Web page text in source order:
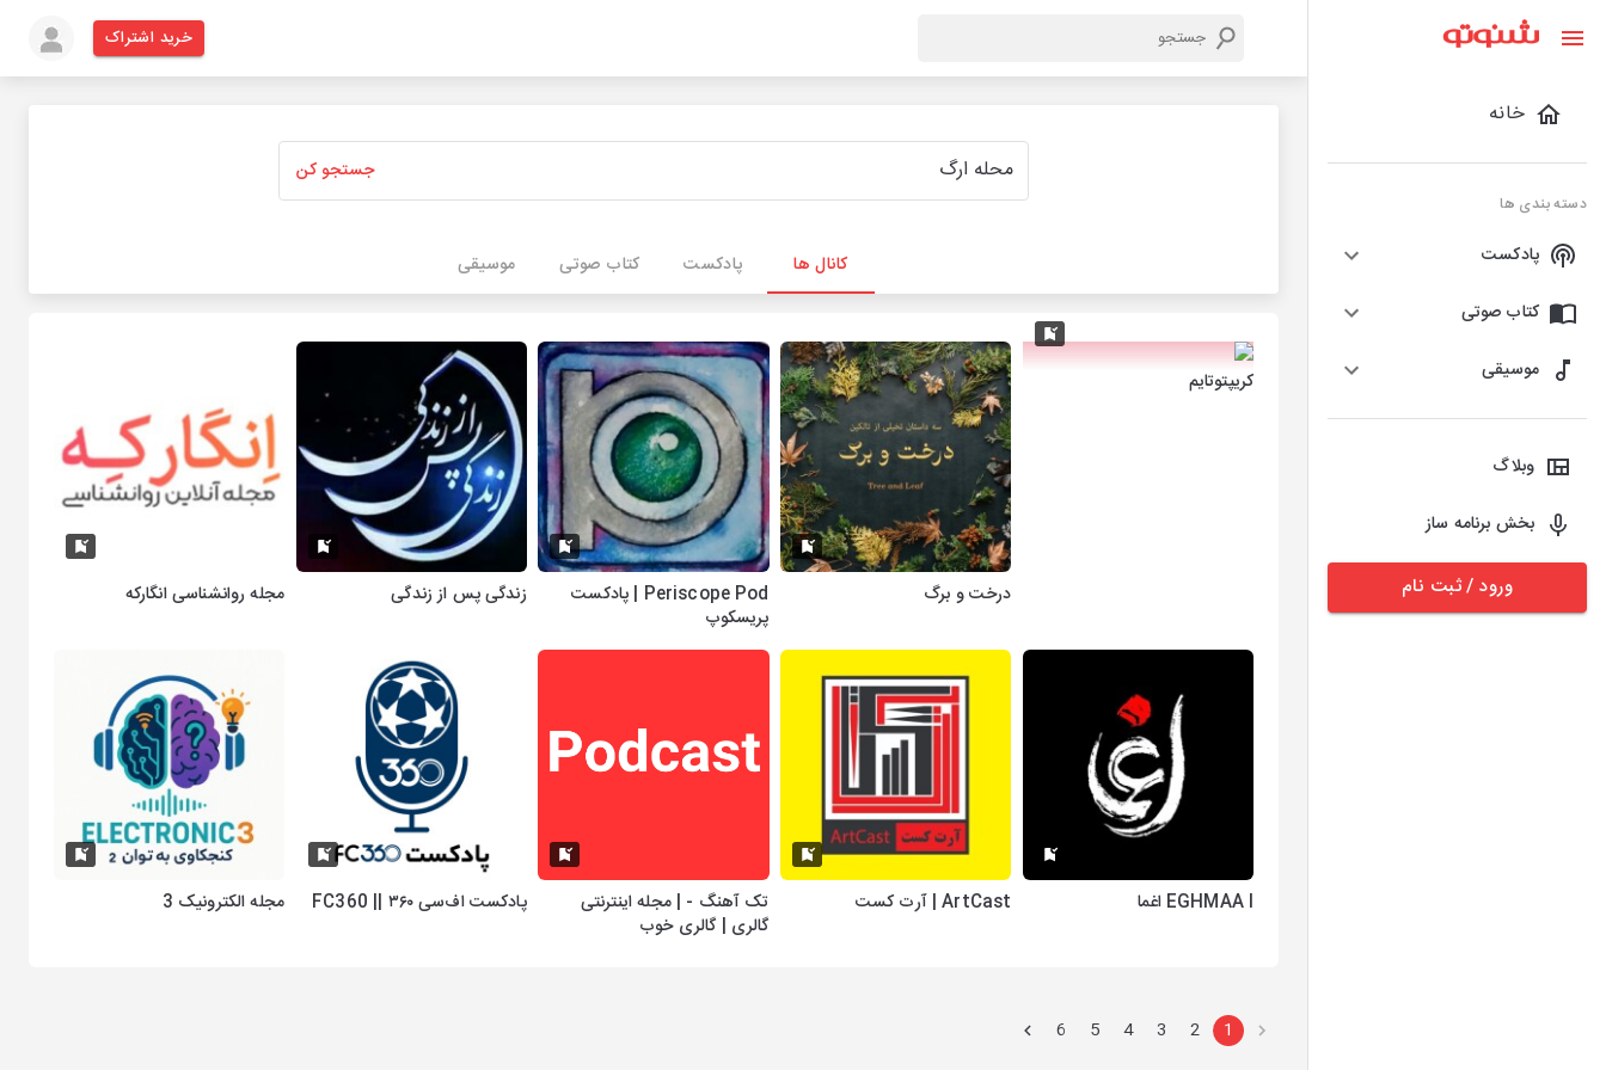
خانه
دسته بندی ها
پادکست
کتاب صوتی
موسیقی
وبلاگ
بخش برنامه ساز
ورود / ثبت نام
خرید اشتراک
جستجو کن
کانال ها پادکست کتاب صوتی موسیقی
کریپتوتایم
درخت و برگ
Periscope Pod | پادکست
پریسکوپ
زندگی پس از زندگی مجله روانشناسی انگارکه
EGHMAA I اغما ArtCast | آرت کست
تک آهنگ - | مجله اینترنتی
گالری | گالری خوب
پادکست اف‌سی ۳۶۰ || FC360 مجله الکترونیک 3
1
2
3
4
5
6